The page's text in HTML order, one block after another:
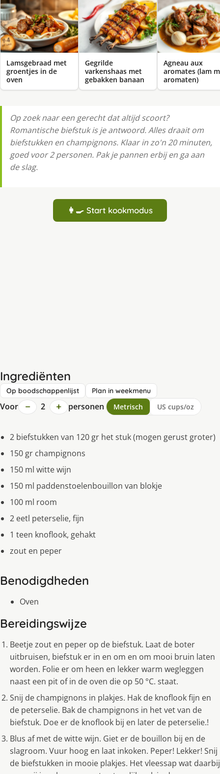
Lamsgebraad met
groentjes in de
oven
Gegrilde
varkenshaas met
gebakken banaan
Agneau aux
aromates (lam
aromaten)
Op zoek naar een gerecht dat altijd scoort?
Romantische biefstuk is je antwoord. Alles draait om
biefstukken en champignons. Klaar in zo'n 20 minuten,
goed voor 2 personen. Pak je pannen erbij en ga aan
de slag.
👩‍🍳 Start kookmodus
Ingrediënten
Op boodschappenlijst Plan in weekmenu
Voor − 2 + personen Metrisch US cups/oz
2 biefstukken van 120 gr het stuk (mogen gerust groter)
150 gr champignons
150 ml witte wijn
150 ml paddenstoelenbouillon van blokje
100 ml room
2 eetl peterselie, fijn
1 teen knoflook, gehakt
zout en peper
Benodigdheden
Oven
Bereidingswijze
Beetje zout en peper op de biefstuk. Laat de boter
uitbruisen, biefstuk er in en om en om mooi bruin laten
worden. Folie er om heen en lekker warm wegleggen
naast een pit of in de oven die op 50 °C. staat.
Snij de champignons in plakjes. Hak de knoflook fijn en
de peterselie. Bak de champignons in het vet van de
biefstuk. Doe er de knoflook bij en later de peterselie.!
Blus af met de witte wijn. Giet er de bouillon bij en de
slagroom. Vuur hoog en laat inkoken. Peper! Lekker! Snij
de biefstukken in mooie plakjes. Het vleessap wat daarbij